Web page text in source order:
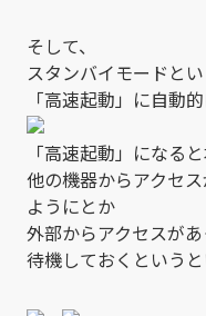
そして、
スタンバイモードと
「高速起動」に自動
「高速起動」になる
他の機器からアクセ
ようにとか
外部からアクセスが
待機しておくというと